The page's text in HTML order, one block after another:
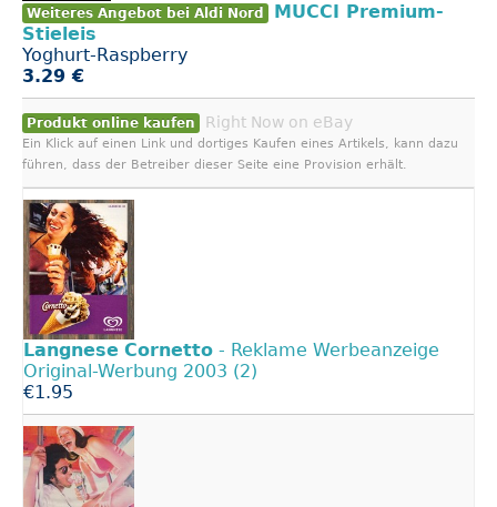
Weiteres Angebot bei Aldi Nord
MUCCI Premium-
Stieleis
Yoghurt-Raspberry
3.29 €
Produkt online kaufen Right Now on eBay
Ein Klick auf einen Link und dortiges Kaufen eines Artikels, kann dazu
führen, dass der Betreiber dieser Seite eine Provision erhält.
Langnese Cornetto - Reklame Werbeanzeige
Original-Werbung 2003 (2)
€1.95